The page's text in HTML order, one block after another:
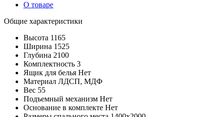
О товаре
Общие характеристики
Высота 1165
Ширина 1525
Глубина 2100
Комплектность 3
Ящик для белья Нет
Материал ЛДСП, МДФ
Вес 55
Подъемный механизм Нет
Основание в комплекте Нет